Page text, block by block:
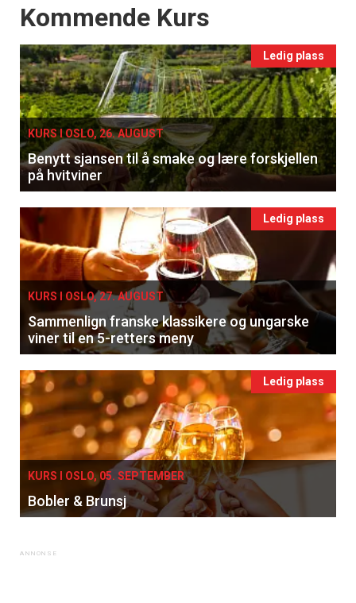
Events
Kommende Kurs
Ledig plass
KURS I OSLO, 26. AUGUST
Benytt sjansen til å smake og lære forskjellen
på hvitviner
Ledig plass
KURS I OSLO, 27. AUGUST
Sammenlign franske klassikere og ungarske
viner til en 5-retters meny
Ledig plass
KURS I OSLO, 05. SEPTEMBER
Bobler & Brunsj